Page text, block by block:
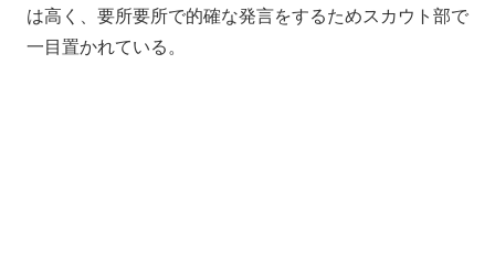
は高く、要所要所で的確な発言をするためスカウト部で
一目置かれている。